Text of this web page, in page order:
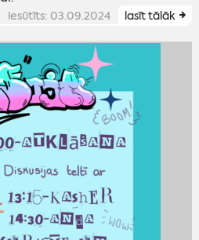
iesūtīts: 03.09.2024 lasīt tālāk